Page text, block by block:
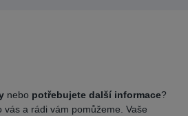
nebo potřebujete další informace?
vás a rádi vám pomůžeme. Vaše